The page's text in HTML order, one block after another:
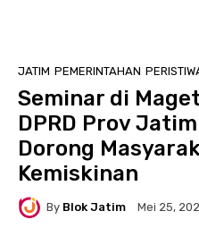
JATIM PEMERINTAHAN
Seminar di
DPRD Prov
Dorong
Kemiskinan
By Blok Jatim Mei 25,